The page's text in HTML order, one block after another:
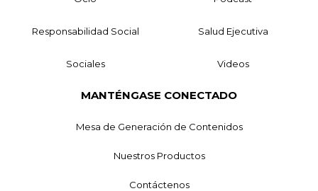
Responsabilidad Social Salud Ejecutiva
Sociales Videos
MANTÉNGASE CONECTADO
Mesa de Generación de Contenidos
Nuestros Productos
Contáctenos